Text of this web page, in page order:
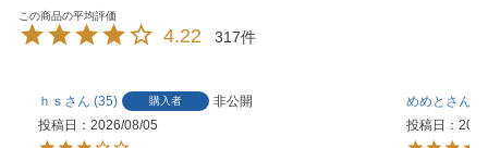
4.22 317
ｈｓ 35 購入者
非公開
投稿日
2026/08/05
めめと
投稿日